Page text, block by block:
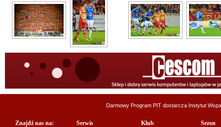
Darmowy Program PIT dostarcza Instytut
Znajdź nas na: Serwis Klub Sezon